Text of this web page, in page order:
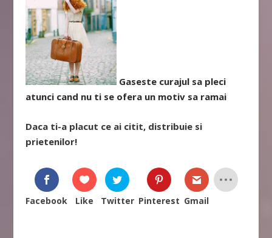
Gaseste curajul sa pleci
atunci cand nu ti se ofera un motiv sa ramai
Daca ti-a placut ce ai citit, distribuie si
prietenilor!
Facebook Like Twitter Pinterest Gmail